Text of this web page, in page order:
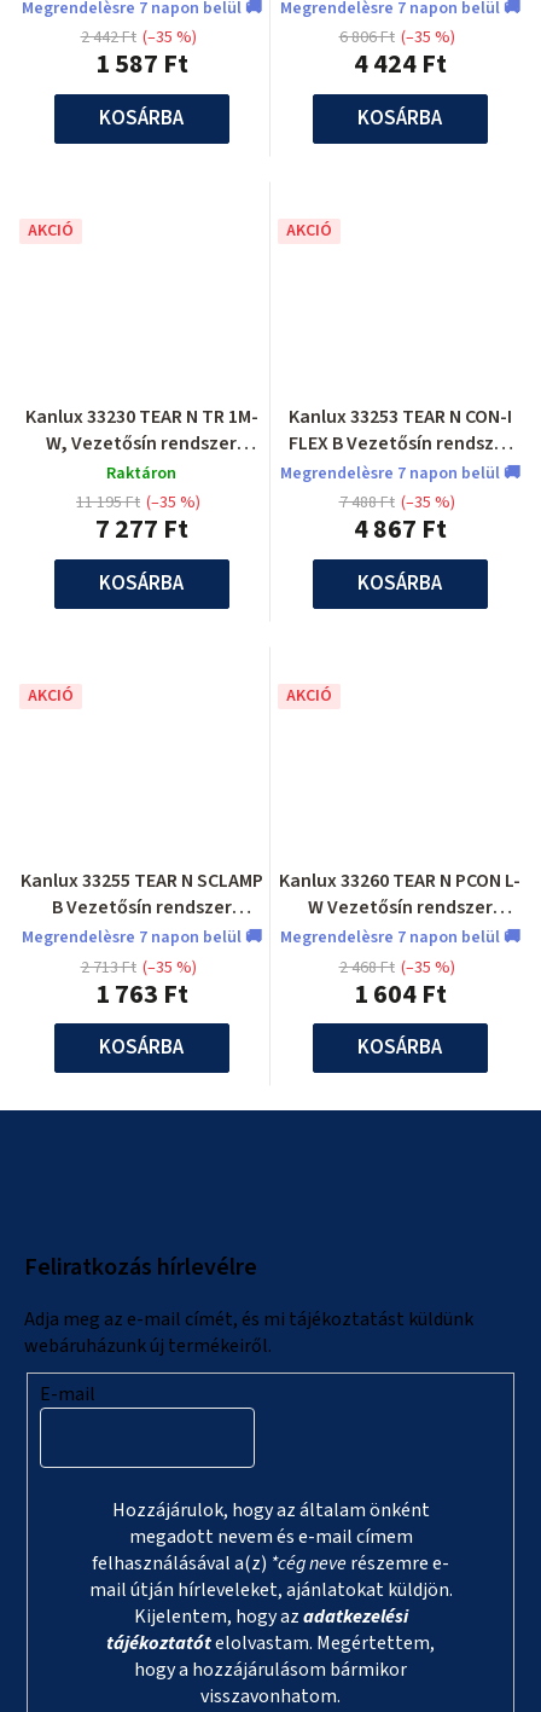
Megrendelèsre 7 napon belül 🚚
1 587 Ft
2 442 Ft (–35 %)
KOSÁRBA
Megrendelèsre 7 napon belül 🚚
4 424 Ft
6 806 Ft (–35 %)
KOSÁRBA
AKCIÓ
Kanlux 33230 TEAR N TR 1M-
W, Vezetősín rendszer
tartozék
Raktáron
7 277 Ft
11 195 Ft (–35 %)
KOSÁRBA
AKCIÓ
Kanlux 33253 TEAR N CON-I
FLEX B Vezetősín rendszer
tartozék
Megrendelèsre 7 napon belül 🚚
4 867 Ft
7 488 Ft (–35 %)
KOSÁRBA
AKCIÓ
Kanlux 33255 TEAR N SCLAMP
B Vezetősín rendszer
tartozék
Megrendelèsre 7 napon belül 🚚
1 763 Ft
2 713 Ft (–35 %)
KOSÁRBA
AKCIÓ
Kanlux 33260 TEAR N PCON L-
W Vezetősín rendszer
tartozék
Megrendelèsre 7 napon belül 🚚
1 604 Ft
2 468 Ft (–35 %)
KOSÁRBA
Feliratkozás hírlevélre
Adja meg az e-mail címét, és mi tájékoztatást küldünk
webáruházunk új termékeiről.
E-mail
Hozzájárulok, hogy az általam önként
megadott nevem és e-mail címem
felhasználásával a(z) *cég neverészemre e-
mail útján hírleveleket, ajánlatokat küldjön.
Kijelentem, hogy azadatkezelési
tájékoztatótelolvastam. Megértettem,
hogy a hozzájárulásom bármikor
visszavonhatom.